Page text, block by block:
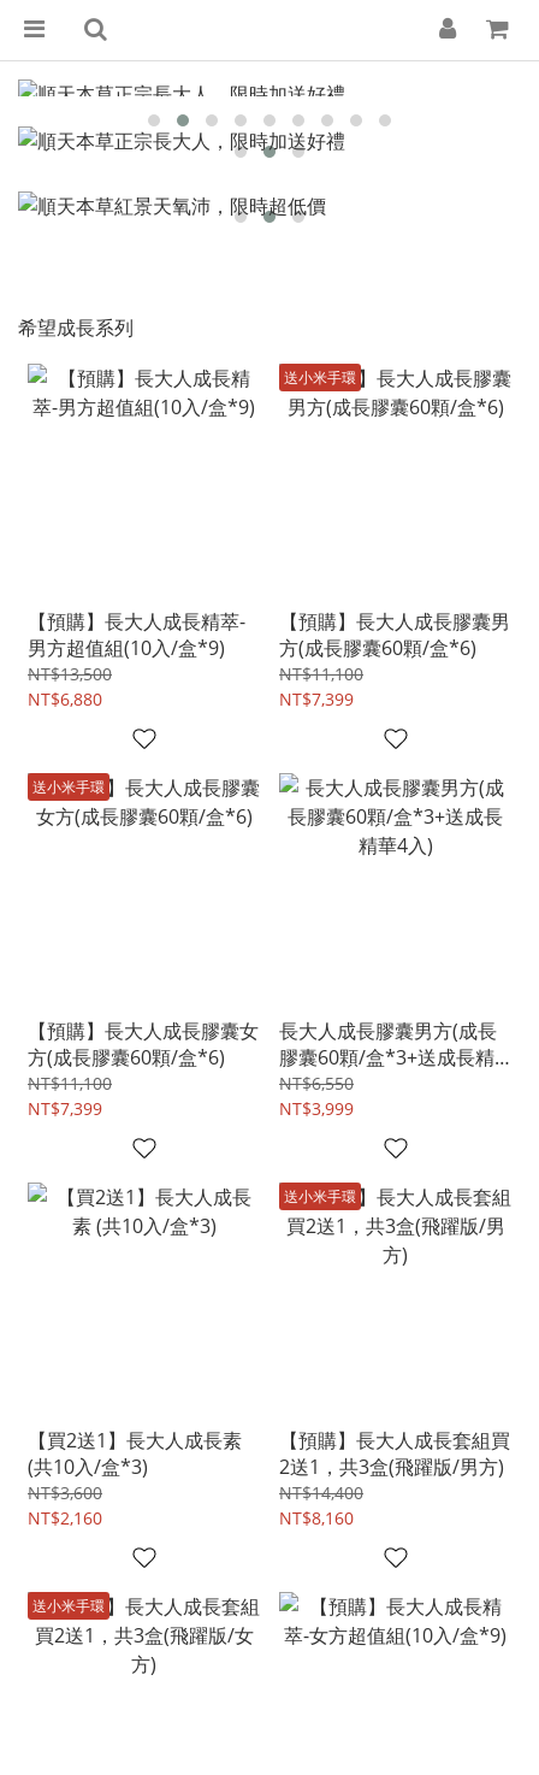
希望成長系列
【預購】長大人成長精萃-
男方超值組(10入/盒*9)
NT$13,500
NT$6,880
送小米手環
【預購】長大人成長膠囊男
方(成長膠囊60顆/盒*6)
NT$11,100
NT$7,399
送小米手環
【預購】長大人成長膠囊女
方(成長膠囊60顆/盒*6)
NT$11,100
NT$7,399
長大人成長膠囊男方(成長
膠囊60顆/盒*3+送成長精
華4入)
NT$6,550
NT$3,999
【買2送1】長大人成長素
(共10入/盒*3)
NT$3,600
NT$2,160
送小米手環
【預購】長大人成長套組買
2送1，共3盒(飛躍版/男方)
NT$14,400
NT$8,160
送小米手環